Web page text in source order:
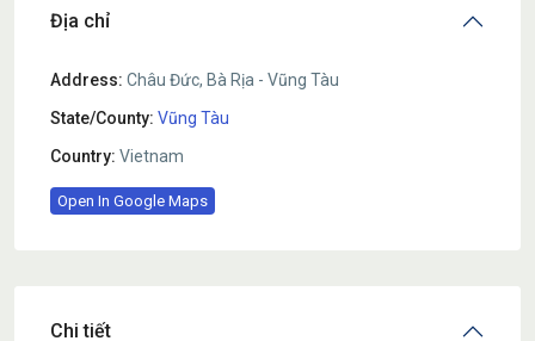
Địa chỉ
Address: Châu Đức, Bà Rịa - Vũng Tàu
State/County: Vũng Tàu
Country: Vietnam
Open In Google Maps
Chi tiết